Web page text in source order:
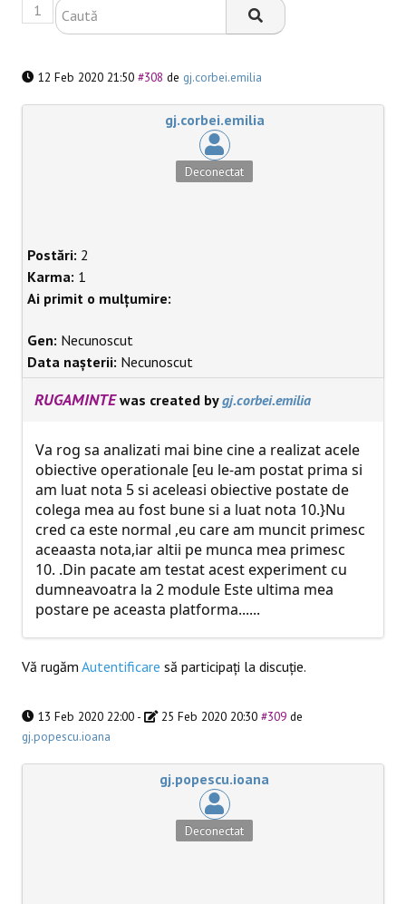
BLACKBOARD
1
12 Feb 2020 21:50 #308 de gj.corbei.emilia
gj.corbei.emilia
Deconectat
Postări: 2
Karma: 1
Ai primit o mulțumire:
Gen: Necunoscut
Data nașterii: Necunoscut
RUGAMINTEwas created bygj.corbei.emilia
Va rog sa analizati mai bine cine a realizat acele
obiective operationale [eu le-am postat prima si
am luat nota 5 si aceleasi obiective postate de
colega mea au fost bune si a luat nota 10.}Nu
cred ca este normal ,eu care am muncit primesc
aceaasta nota,iar altii pe munca mea primesc
10. .Din pacate am testat acest experiment cu
dumneavoatra la 2 module Este ultima mea
postare pe aceasta platforma......
Vă rugăm Autentificare să participaţi la discuţie.
13 Feb 2020 22:00 - 25 Feb 2020 20:30 #309 de
gj.popescu.ioana
gj.popescu.ioana
Deconectat